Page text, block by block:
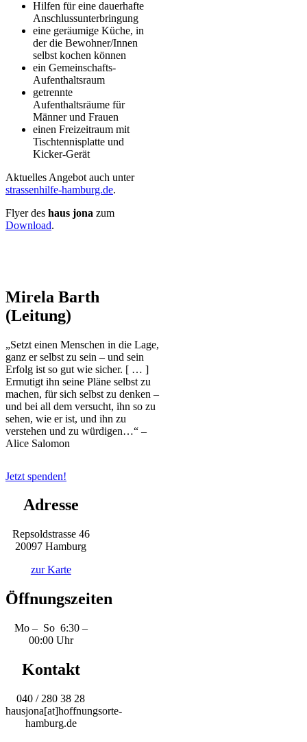
Hilfen für eine dauerhafte
Anschlussunterbringung
eine geräumige Küche, in
der die Bewohner/Innen
selbst kochen können
ein Gemeinschafts-
Aufenthaltsraum
getrennte
Aufenthaltsräume für
Männer und Frauen
einen Freizeitraum mit
Tischtennisplatte und
Kicker-Gerät
Aktuelles Angebot auch unter
strassenhilfe-hamburg.de.
Flyer des haus jona zum
Download.
Mirela Barth
(Leitung)
„Setzt einen Menschen in die Lage,
ganz er selbst zu sein – und sein
Erfolg ist so gut wie sicher. [ … ]
Ermutigt ihn seine Pläne selbst zu
machen, für sich selbst zu denken –
und bei all dem versucht, ihn so zu
sehen, wie er ist, und ihn zu
verstehen und zu würdigen…“ –
Alice Salomon
Jetzt spenden!
Adresse
Repsoldstrasse 46
20097 Hamburg
zur Karte
Öffnungszeiten
Mo – So 6:30 –
00:00 Uhr
Kontakt
040 / 280 38 28
hausjona[at]hoffnungsorte-
hamburg.de